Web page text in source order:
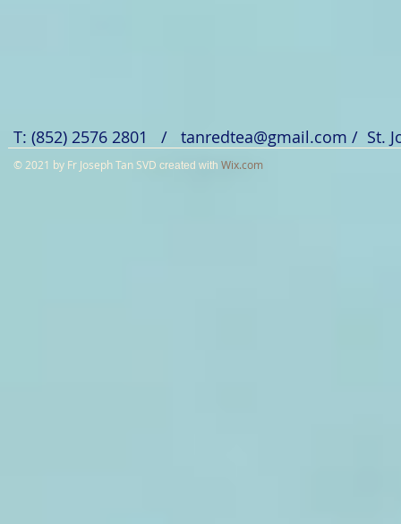
T: (852) 2576 2801 / tanredtea@gmail.com / St.
© 2021 by Fr Joseph Tan SVD created with Wix.com